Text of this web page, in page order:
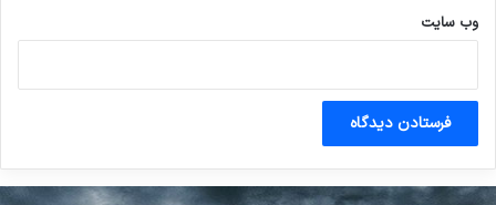
وب‌ سایت